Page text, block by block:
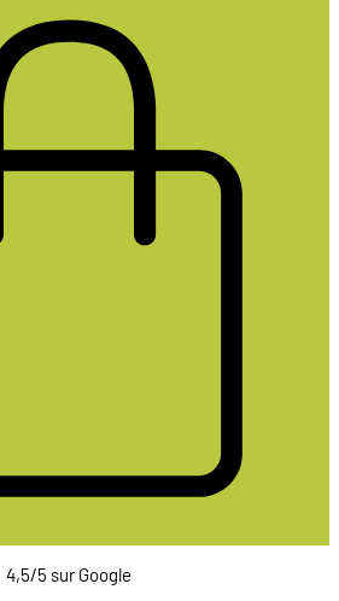
4,5/5 sur Google